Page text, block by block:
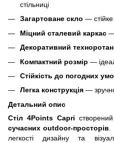
стільниці
Загартоване скло —
Міцний сталевий каркас —
Декоративний
Компактний розмір —
Стійкість до погодних
Легка конструкція —
Детальний опис
Стіл 4Points Capri
сучасних outdoor-просторів
легкості дизайну та